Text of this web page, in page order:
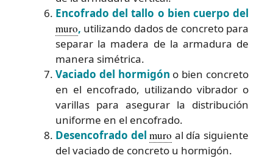
Encofrado del tallo o bien cuerpo del
muro, utilizando dados de concreto para
separar la madera de la armadura de
manera simétrica.
Vaciado del hormigón o bien concreto
en el encofrado, utilizando vibrador o
varillas para asegurar la distribución
uniforme en el encofrado.
Desencofrado delmuro al día siguiente
del vaciado de concreto u hormigón.